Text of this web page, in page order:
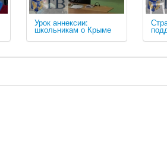
Урок аннексии:
школьникам о Крыме